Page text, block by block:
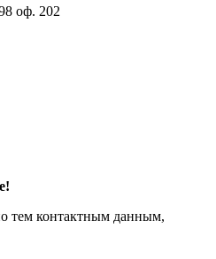
оф. 202
тем контактным данным,